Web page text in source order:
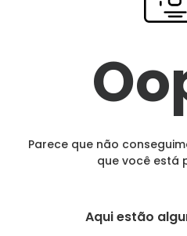
Parece que não
que você está
Aqui estão